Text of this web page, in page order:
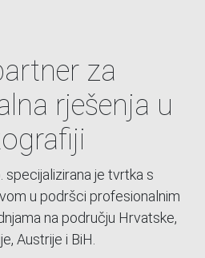
za
rješenja u
specijalizirana je tvrtka s
u podršci profesionalnim
na području Hrvatske,
Austrije i BiH.